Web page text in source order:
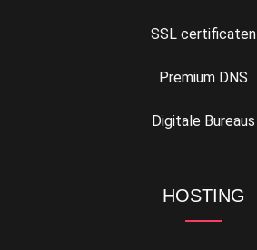
SSL certificaten
Premium DNS
Digitale Bureaus
HOSTING